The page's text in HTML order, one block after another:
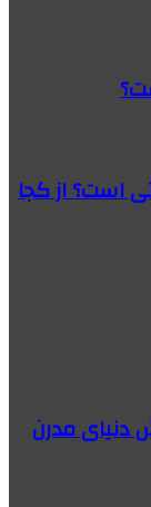
است؟ از کجا
دنیای مدرن